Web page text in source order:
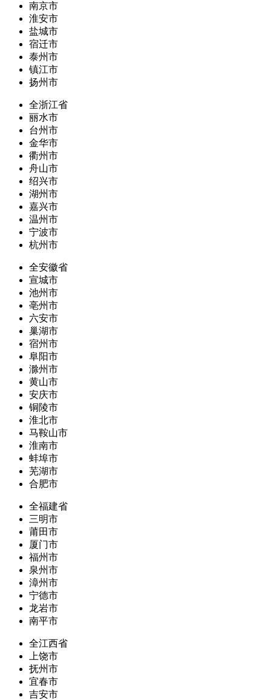
南京市
淮安市
盐城市
宿迁市
泰州市
镇江市
扬州市
全浙江省
丽水市
台州市
金华市
衢州市
舟山市
绍兴市
湖州市
嘉兴市
温州市
宁波市
杭州市
全安徽省
宣城市
池州市
亳州市
六安市
巢湖市
宿州市
阜阳市
滁州市
黄山市
安庆市
铜陵市
淮北市
马鞍山市
淮南市
蚌埠市
芜湖市
合肥市
全福建省
三明市
莆田市
厦门市
福州市
泉州市
漳州市
宁德市
龙岩市
南平市
全江西省
上饶市
抚州市
宜春市
吉安市